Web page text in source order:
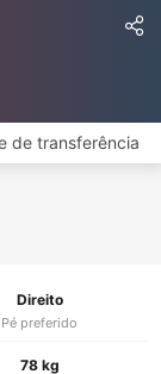
de transferência
Direito
Pé preferido
78 kg